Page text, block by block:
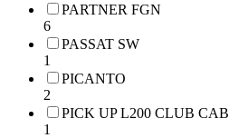
PARTNER FGN
6
PASSAT SW
1
PICANTO
2
PICK UP L200 CLUB CAB
1